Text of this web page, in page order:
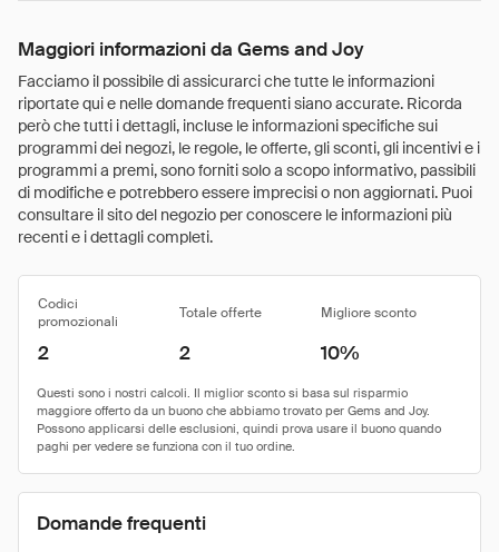
Maggiori informazioni da Gems and Joy
Facciamo il possibile di assicurarci che tutte le informazioni
riportate qui e nelle domande frequenti siano accurate. Ricorda
però che tutti i dettagli, incluse le informazioni specifiche sui
programmi dei negozi, le regole, le offerte, gli sconti, gli incentivi e i
programmi a premi, sono forniti solo a scopo informativo, passibili
di modifiche e potrebbero essere imprecisi o non aggiornati. Puoi
consultare il sito del negozio per conoscere le informazioni più
recenti e i dettagli completi.
Codici
promozionali
Totale offerte Migliore sconto
2 2 10%
Domande frequenti